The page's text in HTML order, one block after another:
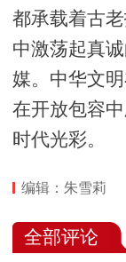
都承载着古
中激荡起真
媒。中华文
在开放包容
时代光彩。
编辑：朱雪莉
全部评论